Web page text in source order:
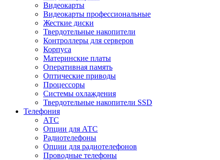
Видеокарты
Видеокарты профессиональные
Жесткие диски
Твердотельные накопители
Контроллеры для серверов
Корпуса
Материнские платы
Оперативная память
Оптические приводы
Процессоры
Системы охлаждения
Твердотельные накопители SSD
Телефония
АТС
Опции для АТС
Радиотелефоны
Опции для радиотелефонов
Проводные телефоны